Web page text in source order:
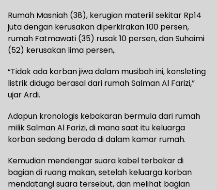
Rumah Masniah (38), kerugian materiil sekitar Rp14
juta dengan kerusakan diperkirakan 100 persen,
rumah Fatmawati (35) rusak 10 persen, dan Suhaimi
(52) kerusakan lima persen,.
“Tidak ada korban jiwa dalam musibah ini, konsleting
listrik diduga berasal dari rumah Salman Al Farizi,”
ujar Ardi.
Adapun kronologis kebakaran bermula dari rumah
milik Salman Al Farizi, di mana saat itu keluarga
korban sedang berada di dalam kamar rumah.
Kemudian mendengar suara kabel terbakar di
bagian di ruang makan, setelah keluarga korban
mendatangi suara tersebut, dan melihat bagian